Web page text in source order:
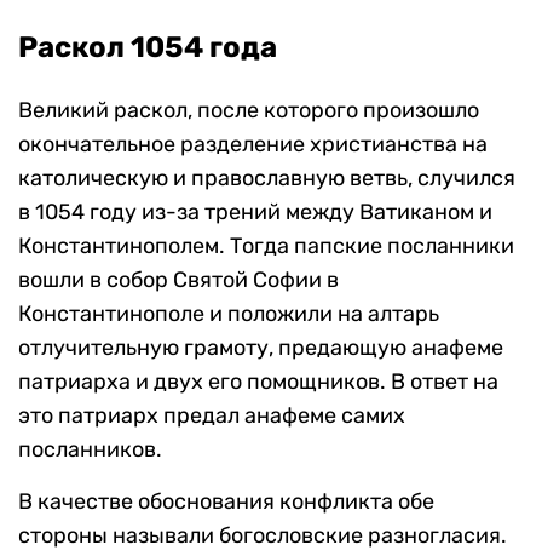
Раскол 1054 года
Великий раскол, после которого произошло
окончательное разделение христианства на
католическую и православную ветвь, случился
в 1054 году из-за трений между Ватиканом и
Константинополем. Тогда папские посланники
вошли в собор Святой Софии в
Константинополе и положили на алтарь
отлучительную грамоту, предающую анафеме
патриарха и двух его помощников. В ответ на
это патриарх предал анафеме самих
посланников.
В качестве обоснования конфликта обе
стороны называли богословские разногласия.